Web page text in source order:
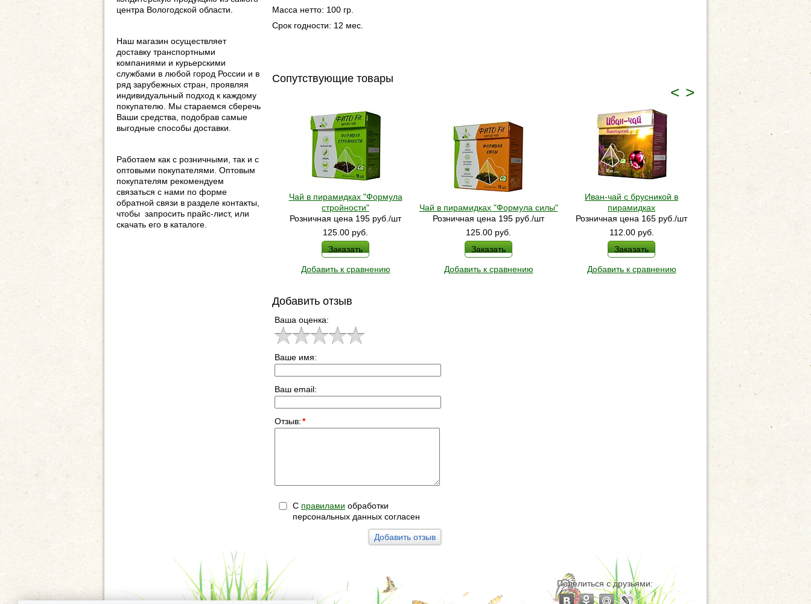
центра Вологодской области.
Наш магазин осуществляет
доставку транспортными
компаниями и курьерскими
службами в любой город России и в
ряд зарубежных стран, проявляя
индивидуальный подход к каждому
покупателю. Мы стараемся сберечь
Ваши средства, подобрав самые
выгодные способы доставки.
Работаем как с розничными, так и с
оптовыми покупателями. Оптовым
покупателям рекомендуем
связаться с нами по форме
обратной связи в разделе контакты,
чтобы запросить прайс-лист, или
скачать его в каталоге.
Масса нетто: 100 гр.
Срок годности: 12 мес.
Сопутствующие товары
< >
Чай в пирамидках "Формула
стройности"
Розничная цена 195 руб./шт
125.00 руб.
Заказать
Добавить к сравнению
Чай в пирамидках "Формула силы"
Розничная цена 195 руб./шт
125.00 руб.
Заказать
Добавить к сравнению
Иван-чай с брусникой в
пирамидках
Розничная цена 165 руб./шт
112.00 руб.
Заказать
Добавить к сравнению
Иван-чай с мятой в
Розничная цена 165
руб.
Добавить к
Добавить отзыв
Ваша оценка:
Ваше имя:
Ваш email:
Отзыв:*
С правилами обработки
персональных данных согласен
Поделиться с друзьями: